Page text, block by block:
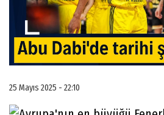
25 Mayıs 2025 - 22:10